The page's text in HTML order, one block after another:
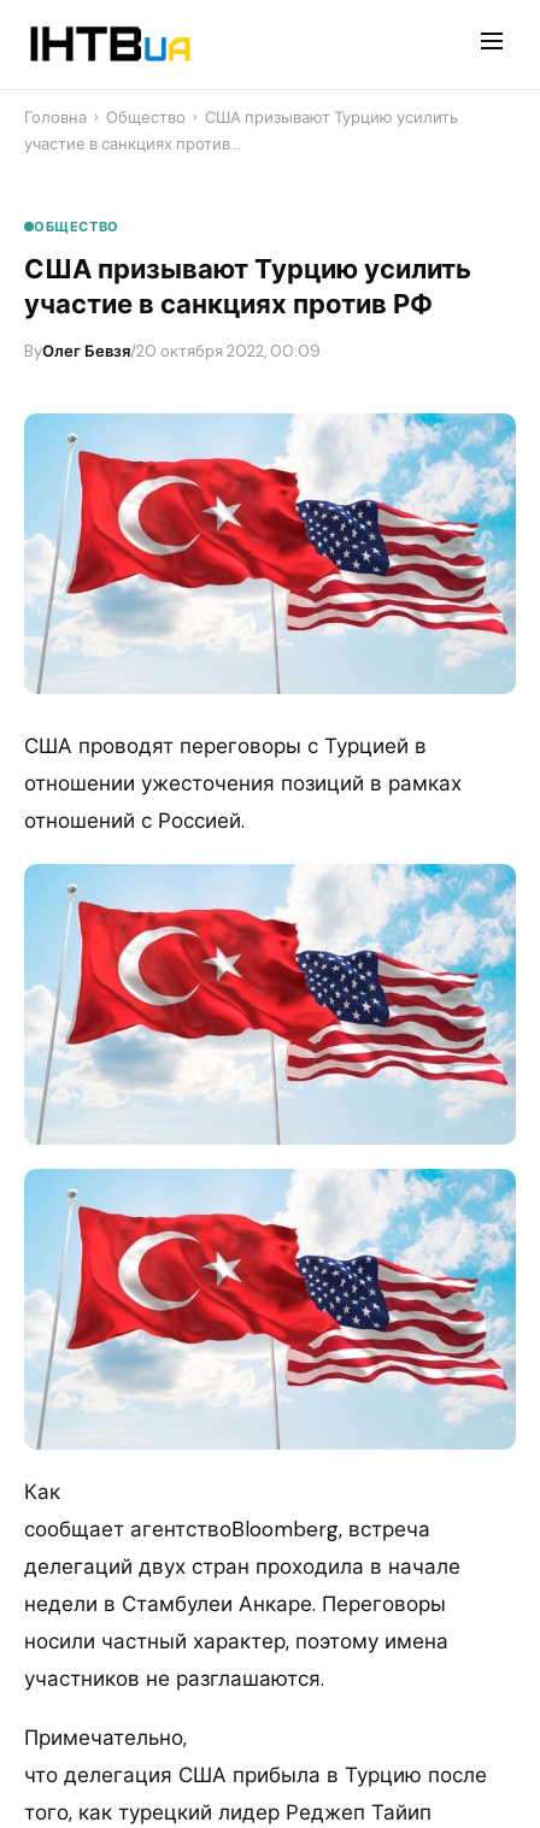
Головна › Общество › США призывают Турцию усилить
участие в санкциях против…
ОБЩЕСТВО
США призывают Турцию усилить
участие в санкциях против РФ
ByОлег Бевзя/20 октября 2022, 00:09
США проводят переговоры с Турцией в
отношении ужесточения позиций в рамках
отношений с Россией.
Как
сообщает агентствоВloomberg, встреча
делегаций двух стран проходила в начале
недели в Стамбулеи Анкаре. Переговоры
носили частный характер, поэтому имена
участников не разглашаются.
Примечательно,
что делегация США прибыла в Турцию после
того, как турецкий лидер Реджеп Тайип